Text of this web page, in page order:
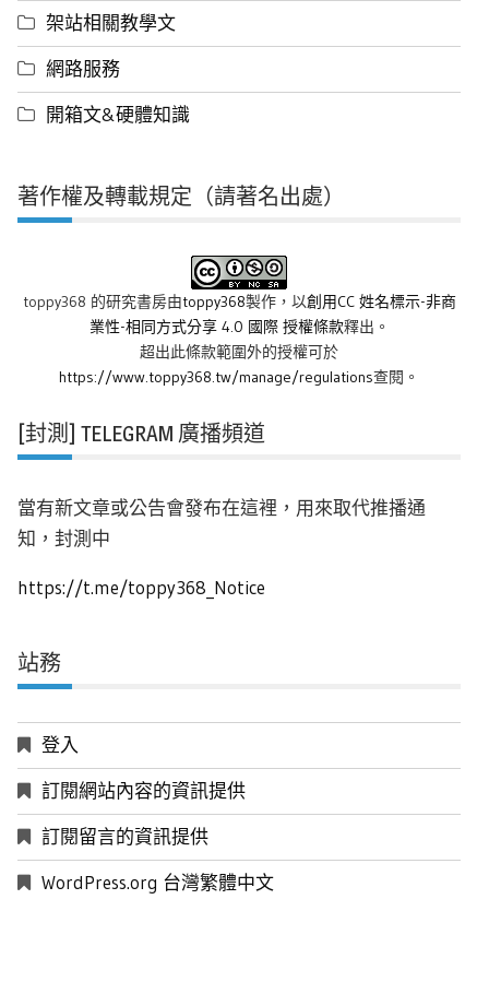
架站相關教學文
網路服務
開箱文&硬體知識
著作權及轉載規定（請著名出處）
toppy368 的研究書房由toppy368製作，以創用CC 姓名標示-非商
業性-相同方式分享 4.0 國際 授權條款釋出。
超出此條款範圍外的授權可於
https://www.toppy368.tw/manage/regulations查閱。
[封測] TELEGRAM 廣播頻道
當有新文章或公告會發布在這裡，用來取代推播通
知，封測中
https://t.me/toppy368_Notice
站務
登入
訂閱網站內容的資訊提供
訂閱留言的資訊提供
WordPress.org 台灣繁體中文